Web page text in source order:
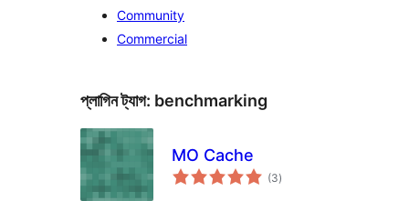
Community
Commercial
প্লাগিন ট্যাগ: benchmarking
MO Cache
(3total
ratings
)